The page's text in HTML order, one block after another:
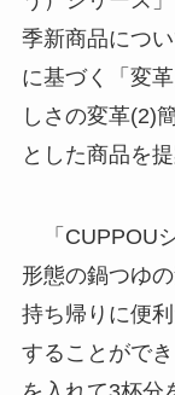
季新商品につ
に基づく「変
しさの変革(2)
とした商品を提
「CUPPOU
形態の鍋つゆ
持ち帰りに便
することがで